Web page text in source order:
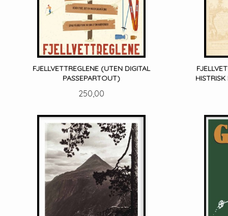
FJELLVETTREGLENE (UTEN DIGITAL
PASSEPARTOUT)
Pris
250,00
LES MER